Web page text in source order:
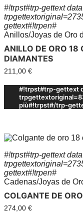
#!trpst#trp-gettext
gettext#!trpen#
Anillos/Joyas de Oro
ANILLO DE ORO 18
DIAMANTES
211,00 €
#!trpst#trp-gettext
più#!trpst#/trp-
#!trpst#trp-gettext
gettext#!trpen#
Cadenas/Joyas de
COLGANTE DE
274,00 €